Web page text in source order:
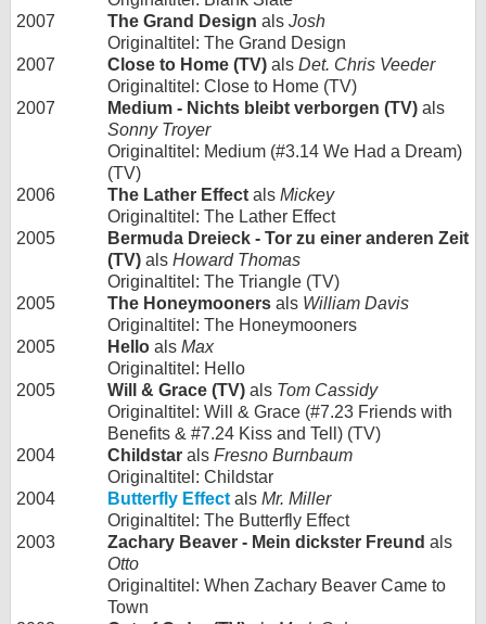
2007
The Grand Design als Josh
Originaltitel: The Grand Design
2007
Close to Home (TV) als Det. Chris Veeder
Originaltitel: Close to Home (TV)
2007
Medium - Nichts bleibt verborgen (TV) als
Sonny Troyer
Originaltitel: Medium (#3.14 We Had a Dream)
(TV)
2006
The Lather Effect als Mickey
Originaltitel: The Lather Effect
2005
Bermuda Dreieck - Tor zu einer anderen Zeit
(TV) als Howard Thomas
Originaltitel: The Triangle (TV)
2005
The Honeymooners als William Davis
Originaltitel: The Honeymooners
2005
Hello als Max
Originaltitel: Hello
2005
Will & Grace (TV) als Tom Cassidy
Originaltitel: Will & Grace (#7.23 Friends with
Benefits & #7.24 Kiss and Tell) (TV)
2004
Childstar als Fresno Burnbaum
Originaltitel: Childstar
2004
Butterfly Effect als Mr. Miller
Originaltitel: The Butterfly Effect
2003
Zachary Beaver - Mein dickster Freund als
Otto
Originaltitel: When Zachary Beaver Came to
Town